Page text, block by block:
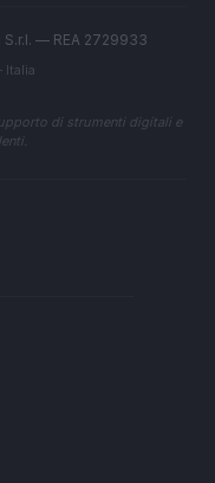
— REA 2729933
Italia
di strumenti digitali e